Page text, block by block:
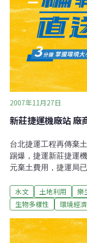
時擔任立委的羅文嘉
時尚未引起社會大眾
最開始以醫學院學生
成立，緊接著，「樂
2007年11月27日
新莊捷運機廠站 廠
台北捷運工程再傳棄
踢爆，捷運新莊捷運
元棄土費用，捷運局
其中一系列照片，車
假罪證確鑿「攏係假
新莊線，李慶元25日
接木完全沒轍，去年
水文 土地利用 樂
生物多樣性
環境經濟